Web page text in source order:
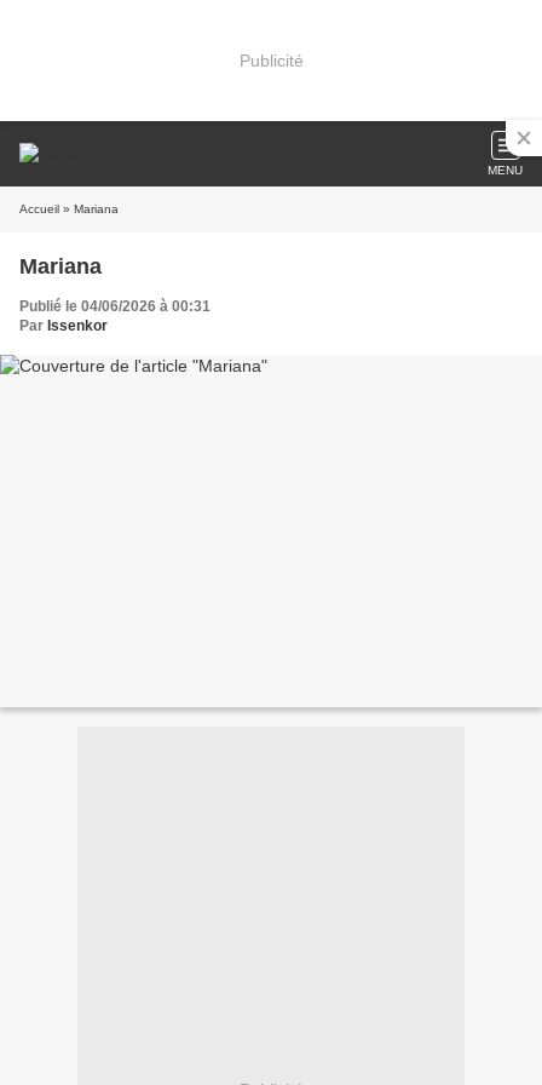
Publicité
MENU
Accueil » Mariana
Mariana
Publié le 04/06/2026 à 00:31
Par Issenkor